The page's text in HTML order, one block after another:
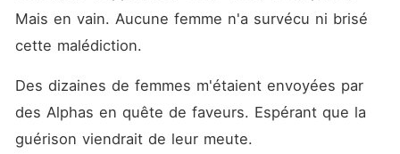
Mais en vain. Aucune femme n'a survécu ni brisé
cette malédiction.
Des dizaines de femmes m'étaient envoyées par
des Alphas en quête de faveurs. Espérant que la
guérison viendrait de leur meute.